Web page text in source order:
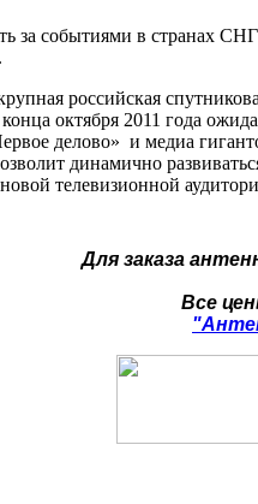
за событиями в странах
российская
октября 2011 года
делово» и медиа
динамично
телевизионной
Для заказа
Все